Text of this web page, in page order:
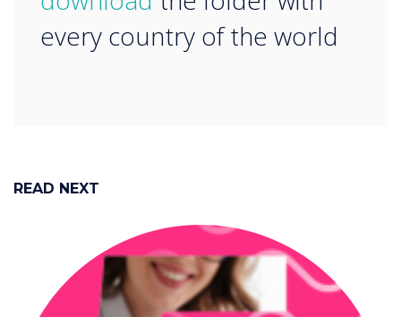
READ NEXT
every country of the world